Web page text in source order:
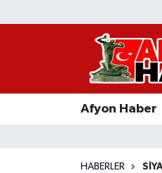
Afyon Haber
HABERLER
Afyon Haber
Asayiş Yaşam